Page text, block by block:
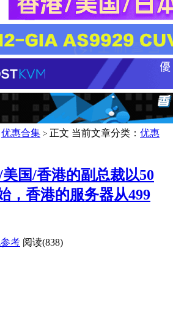
优惠合集 > 正文 当前文章分类： 优惠
国/香港的副总裁以50
，香港的服务器从499
考 阅读(838)